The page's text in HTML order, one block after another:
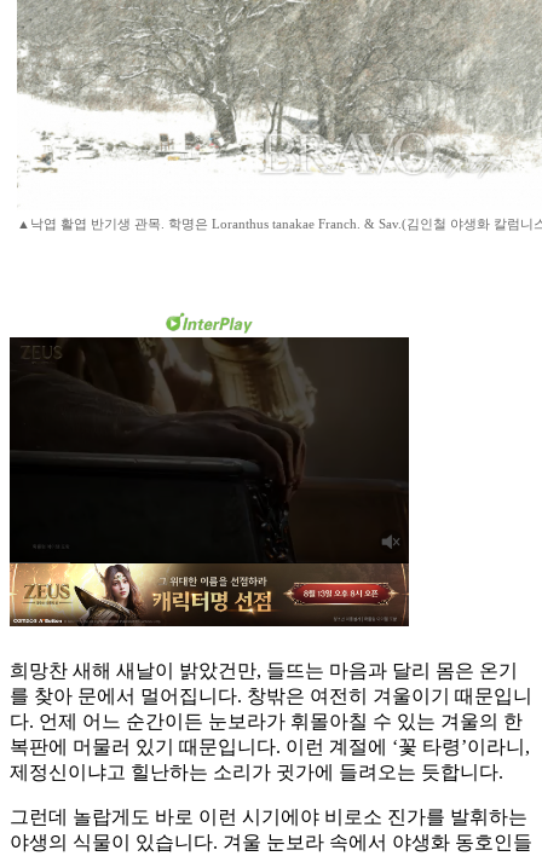
▲낙엽 활엽 반기생 관목. 학명은 Loranthus tanakae Franch. & Sav.(김인철 야생화 칼럼니
희망찬 새해 새날이 밝았건만, 들뜨는 마음과 달리 몸은 온기
를 찾아 문에서 멀어집니다. 창밖은 여전히 겨울이기 때문입니
다. 언제 어느 순간이든 눈보라가 휘몰아칠 수 있는 겨울의 한
복판에 머물러 있기 때문입니다. 이런 계절에 ‘꽃 타령’이라니,
제정신이냐고 힐난하는 소리가 귓가에 들려오는 듯합니다.
그런데 놀랍게도 바로 이런 시기에야 비로소 진가를 발휘하는
야생의 식물이 있습니다. 겨울 눈보라 속에서 야생화 동호인들